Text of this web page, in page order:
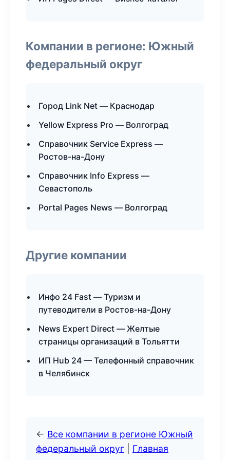
Компании в регионе: Южный
федеральный округ
Город Link Net — Краснодар
Yellow Express Pro — Волгоград
Справочник Service Express —
Ростов-на-Дону
Справочник Info Express —
Севастополь
Portal Pages News — Волгоград
Другие компании
Инфо 24 Fast — Туризм и
путеводители в Ростов-на-Дону
News Expert Direct — Желтые
страницы организаций в Тольятти
ИП Hub 24 — Телефонный справочник
в Челябинск
← Все компании в регионе Южный
федеральный округ
Главная